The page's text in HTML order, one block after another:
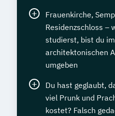
Frauenkirche,
Residenzschloss –
studierst, bist du
architektonischen
umgeben
Du hast geglaubt,
viel Prunk und
kostet? Falsch